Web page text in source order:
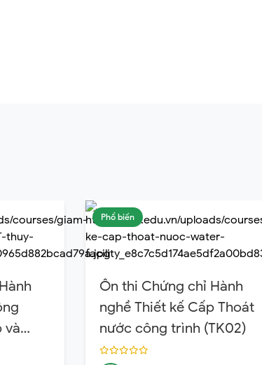
và
Phổ biến
Ôn thi Chứng chỉ Hành
nghề Thiết kế Cấp Thoát
nước công trình (TK02)